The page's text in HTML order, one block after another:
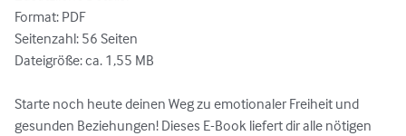
Format: PDF
Seitenzahl: 56 Seiten
Dateigröße: ca. 1,55 MB
Starte noch heute deinen Weg zu emotionaler Freiheit und
gesunden Beziehungen! Dieses E-Book liefert dir alle nötigen